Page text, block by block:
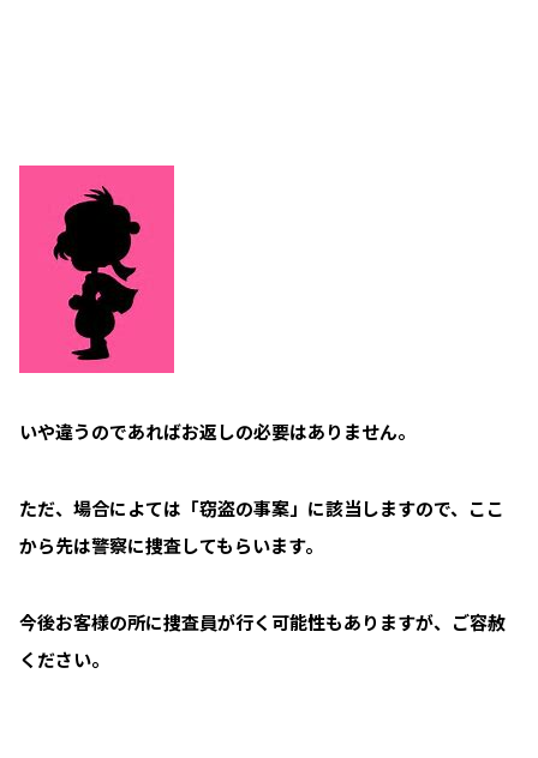
いや違うのであればお返しの必要はありません。
ただ、場合によては「窃盗の事案」に該当しますので、ここ
から先は警察に捜査してもらいます。
今後お客様の所に捜査員が行く可能性もありますが、ご容赦
ください。